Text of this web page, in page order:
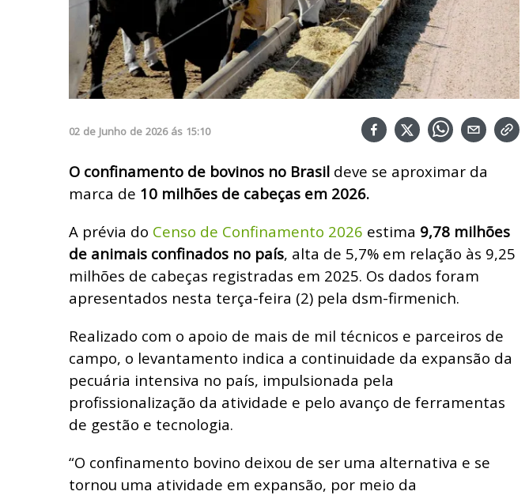
02 de Junho de 2026 ás 15:10
O confinamento de bovinos no Brasil deve se aproximar da
marca de 10 milhões de cabeças em 2026.
A prévia do Censo de Confinamento 2026 estima 9,78 milhões
de animais confinados no país, alta de 5,7% em relação às 9,25
milhões de cabeças registradas em 2025. Os dados foram
apresentados nesta terça-feira (2) pela dsm-firmenich.
Realizado com o apoio de mais de mil técnicos e parceiros de
campo, o levantamento indica a continuidade da expansão da
pecuária intensiva no país, impulsionada pela
profissionalização da atividade e pelo avanço de ferramentas
de gestão e tecnologia.
“O confinamento bovino deixou de ser uma alternativa e se
tornou uma atividade em expansão, por meio da